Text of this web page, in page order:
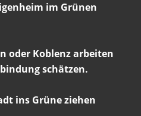
im Grünen
oder Koblenz arbeiten
schätzen.
ins Grüne ziehen